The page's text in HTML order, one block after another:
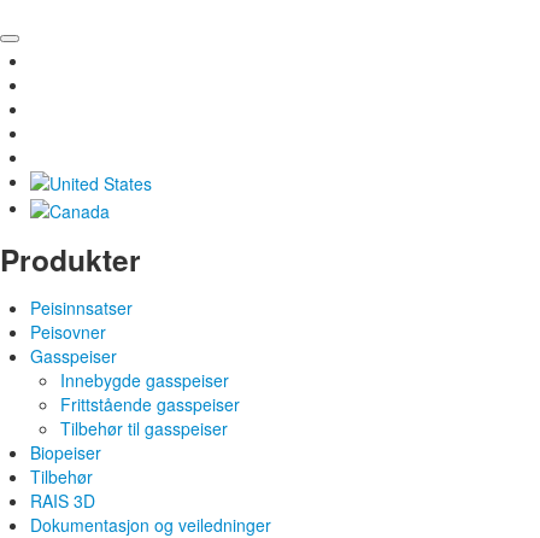
Produkter
Peisinnsatser
Peisovner
Gasspeiser
Innebygde gasspeiser
Frittstående gasspeiser
Tilbehør til gasspeiser
Biopeiser
Tilbehør
RAIS 3D
Dokumentasjon og veiledninger